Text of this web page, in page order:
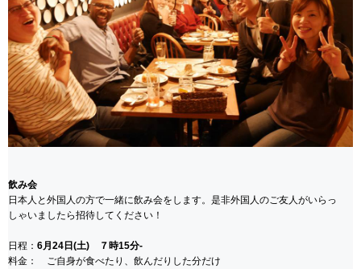
飲み会
日本人と外国人の方で一緒に飲み会をします。是非外国人のご友人がいらっ
しゃいましたら招待してください！
日程： 6月24日(土) ７時15分-
料金： ご自身が食べたり、飲んだりした分だけ